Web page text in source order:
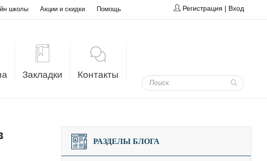
школы Акции и скидки Помощь Регистрация | Вход
Закладки Контакты
РАЗДЕЛЫ БЛОГА